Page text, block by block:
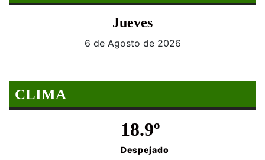
Jueves
6 de Agosto de 2026
CLIMA
18.9º
Despejado